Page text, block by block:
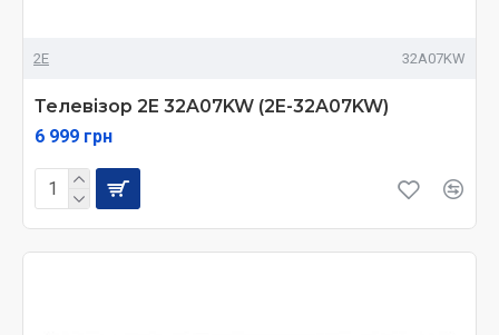
2E 32A07KW
Телевізор 2E 32A07KW (2E-32A07KW)
6 999 грн